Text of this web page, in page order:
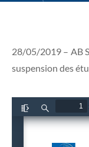
28/05/2019 – AB
suspension des